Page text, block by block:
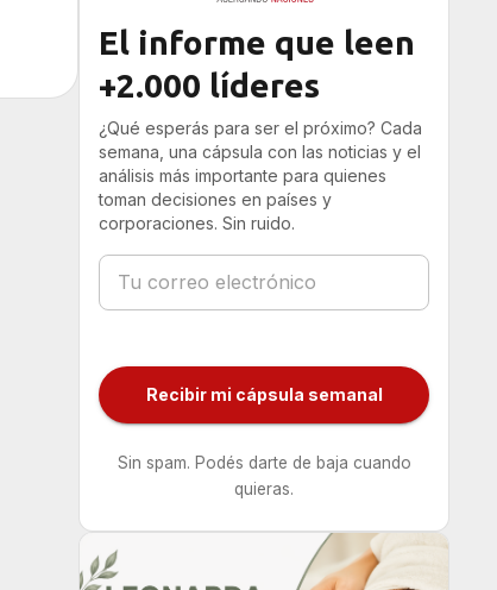
El informe que leen
+2.000 líderes
¿Qué esperás para ser el próximo? Cada
semana, una cápsula con las noticias y el
análisis más importante para quienes
toman decisiones en países y
corporaciones. Sin ruido.
Recibir mi cápsula semanal
Sin spam. Podés darte de baja cuando
quieras.